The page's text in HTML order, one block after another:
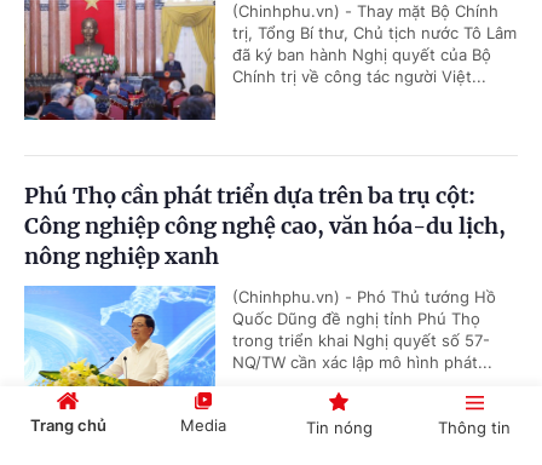
(Chinhphu.vn) - Thay mặt Bộ Chính
trị, Tổng Bí thư, Chủ tịch nước Tô Lâm
đã ký ban hành Nghị quyết của Bộ
Chính trị về công tác người Việt...
Phú Thọ cần phát triển dựa trên ba trụ cột:
Công nghiệp công nghệ cao, văn hóa-du lịch,
nông nghiệp xanh
(Chinhphu.vn) - Phó Thủ tướng Hồ
Quốc Dũng đề nghị tỉnh Phú Thọ
trong triển khai Nghị quyết số 57-
NQ/TW cần xác lập mô hình phát...
Trang chủ Media Tin nóng Thông tin